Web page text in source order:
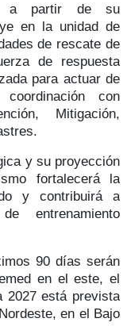
a partir de su
en la unidad de
de rescate de
de respuesta
para actuar de
con
Mitigación,
.
y su proyección
fortalecerá la
y contribuirá a
entrenamiento
90 días serán
en eleste, el
2027 está prevista
, en el Bajo